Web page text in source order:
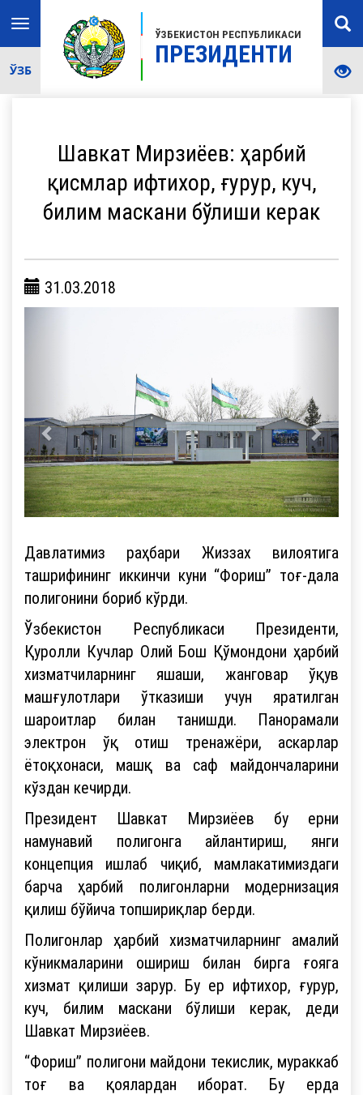
ЎЗБЕКИСТОН РЕСПУБЛИКАСИ
ПРЕЗИДЕНТИ
Toggle
navigation
ЎЗБ
Шавкат Мирзиёев: ҳарбий
қисмлар ифтихор, ғурур, куч,
билим маскани бўлиши керак
31.03.2018
Давлатимиз раҳбари Жиззах вилоятига
ташрифининг иккинчи куни “Фориш” тоғ-дала
полигонини бориб кўрди.
Ўзбекистон Республикаси Президенти,
Қуролли Кучлар Олий Бош Қўмондони ҳарбий
хизматчиларнинг яшаши, жанговар ўқув
машғулотлари ўтказиши учун яратилган
шароитлар билан танишди. Панорамали
электрон ўқ отиш тренажёри, аскарлар
ётоқхонаси, машқ ва саф майдончаларини
кўздан кечирди.
Президент Шавкат Мирзиёев бу ерни
намунавий полигонга айлантириш, янги
концепция ишлаб чиқиб, мамлакатимиздаги
барча ҳарбий полигонларни модернизация
қилиш бўйича топшириқлар берди.
Полигонлар ҳарбий хизматчиларнинг амалий
кўникмаларини ошириш билан бирга ғояга
хизмат қилиши зарур. Бу ер ифтихор, ғурур,
куч, билим маскани бўлиши керак, деди
Шавкат Мирзиёев.
“Фориш” полигони майдони текислик, мураккаб
тоғ ва қоялардан иборат. Бу ерда